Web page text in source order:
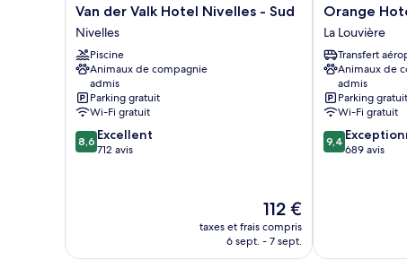
Van
der
Valk
Hotel
Nivelles
-
Sud
Nivelles
Van der Valk Hotel Nivelles - Sud
Nivelles
Piscine
Animaux de compagnie
admis
Parking gratuit
Wi-Fi gratuit
8.6
sur
8,6 Excellent
712 avis
Le
nouveau
prix
112 €
taxes et frais compris
6 sept. - 7 sept.
Orange
Hotel
La
Louvière
La
Louvière
Orange
La Louvière
Transfert
Animaux de
admis
Parking gratuit
Wi-Fi gratuit
9.4
sur
9,4
689 avis